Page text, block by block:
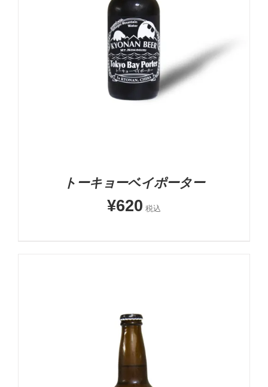
お買い物カゴに追加
詳細
トーキョーベイポーター
¥620 税込